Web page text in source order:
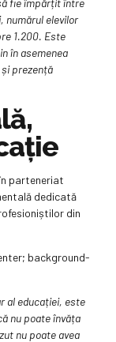
numărul elevilor
1.200. Este
în asemenea
prezență
parteneriat
dedicată
din
background-
al educației, este
nu poate învăța
nu poate avea